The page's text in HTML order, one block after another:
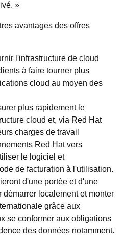
»
avantages des offres
l'infrastructure de cloud
à faire tourner plus
cloud au moyen des
plus rapidement le
cloud et, via Red Hat
charges de travail
Red Hat vers
le logiciel et
de facturation à l'utilisation.
d'une portée et d'une
localement et monter
grâce aux
se conformer aux obligations
des données notamment.